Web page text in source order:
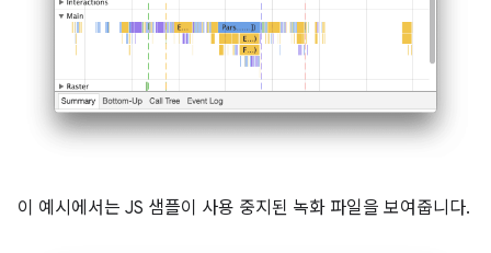
이 예시에서는 JS 샘플이 사용 중지된 녹화 파일을 보여줍니다.